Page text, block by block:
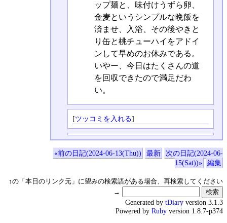
ップ麺と、味付けうずら卵、
金麦というシンプルな晩飯を
済ませ、入浴、その後やきと
り缶と桃チューハイをアドイ
ンして早めのお休みである。
いやー、今日はたくさんの道
を回収できたので満足だわ
い。
[ツッコミを入れる]
«前の日記(2024-06-13(Thu)) 最新
次の日記(2024-06-
15(Sat))»
編集
↑の「本日のリンク元」に望みの検索語がある場合、再検索してください
→
Generated by tDiary version 3.1.3
Powered by Ruby version 1.8.7-p374